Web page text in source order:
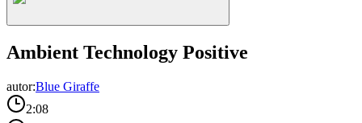
Ambient Technology Positive
autor:Blue Giraffe
2:08